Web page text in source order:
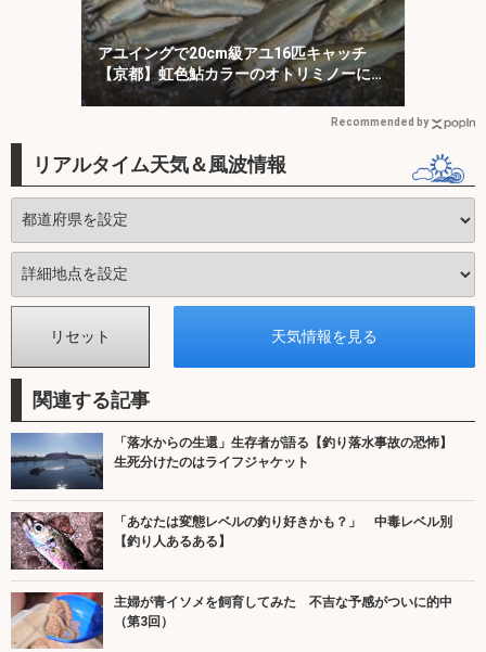
アユイングで20cm級アユ16匹キャッチ
【京都】虹色鮎カラーのオトリミノーにヒ
ット集中！
Recommended by
リアルタイム天気＆風波情報
関連する記事
「落水からの生還」生存者が語る【釣り落水事故の恐怖】
生死分けたのはライフジャケット
「あなたは変態レベルの釣り好きかも？」 中毒レベル別
【釣り人あるある】
主婦が青イソメを飼育してみた 不吉な予感がついに的中
（第3回）